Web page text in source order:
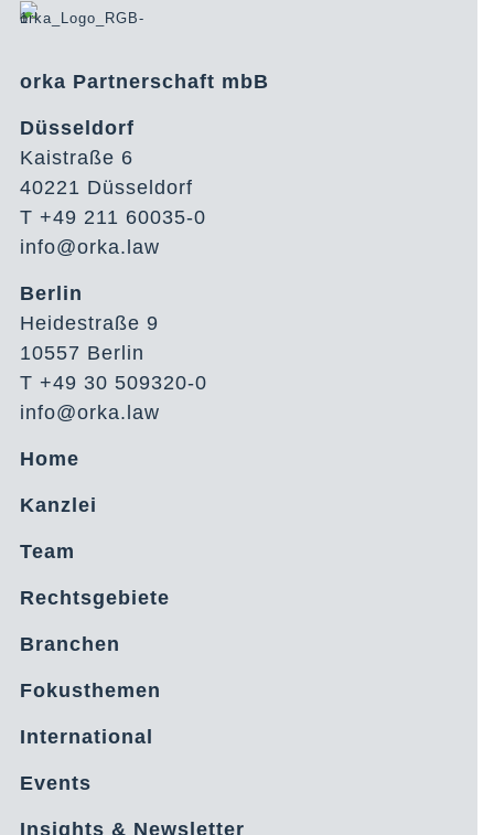
orka Partnerschaft mbB
Düsseldorf
Kaistraße 6
40221 Düsseldorf
T +49 211 60035-0
info@orka.law
Berlin
Heidestraße 9
10557 Berlin
T +49 30 509320-0
info@orka.law
Home
Kanzlei
Team
Rechtsgebiete
Branchen
Fokusthemen
International
Events
Insights & Newsletter